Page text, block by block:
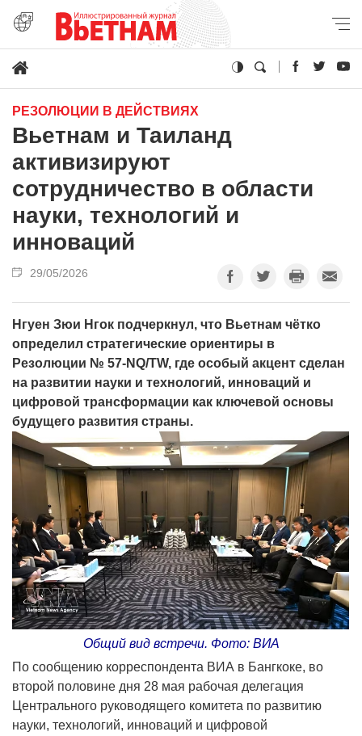
РЕЗОЛЮЦИИ В ДЕЙСТВИЯХ
Вьетнам и Таиланд
активизируют
сотрудничество в области
науки, технологий и
инноваций
29/05/2026
Нгуен Зюи Нгок подчеркнул, что Вьетнам чётко
определил стратегические ориентиры в
Резолюции № 57-NQ/TW, где особый акцент сделан
на развитии науки и технологий, инноваций и
цифровой трансформации как ключевой основы
будущего развития страны.
Общий вид встречи. Фото: ВИА
По сообщению корреспондента ВИА в Бангкоке, во
второй половине дня 28 мая рабочая делегация
Центрального руководящего комитета по развитию
науки, технологий, инноваций и цифровой